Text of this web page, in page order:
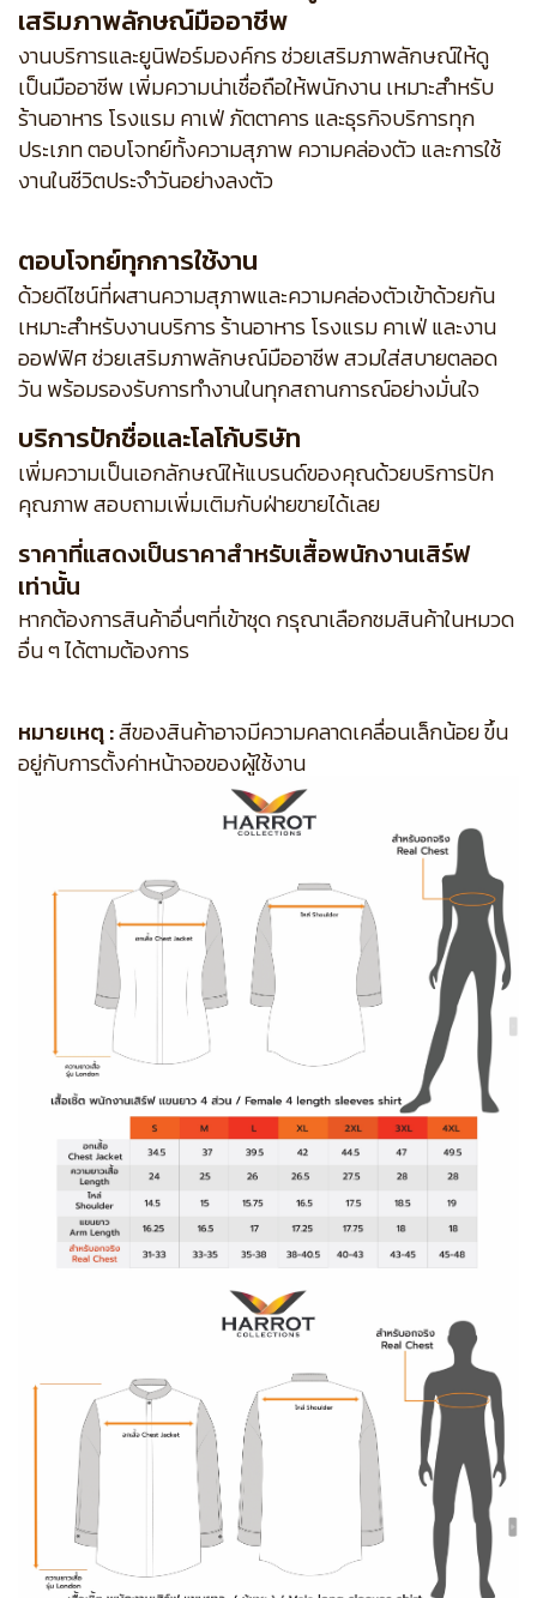
เสริมภาพลักษณ์มืออาชีพ
งานบริการและยูนิฟอร์มองค์กร ช่วยเสริมภาพลักษณ์ให้ดู
เป็นมืออาชีพ เพิ่มความน่าเชื่อถือให้พนักงาน เหมาะสำหรับ
ร้านอาหาร โรงแรม คาเฟ่ ภัตตาคาร และธุรกิจบริการทุก
ประเภท ตอบโจทย์ทั้งความสุภาพ ความคล่องตัว และการใช้
งานในชีวิตประจำวันอย่างลงตัว
ตอบโจทย์ทุกการใช้งาน
ด้วยดีไซน์ที่ผสานความสุภาพและความคล่องตัวเข้าด้วยกัน
เหมาะสำหรับงานบริการ ร้านอาหาร โรงแรม คาเฟ่ และงาน
ออฟฟิศ ช่วยเสริมภาพลักษณ์มืออาชีพ สวมใส่สบายตลอด
วัน พร้อมรองรับการทำงานในทุกสถานการณ์อย่างมั่นใจ
บริการปักชื่อและโลโก้บริษัท
เพิ่มความเป็นเอกลักษณ์ให้แบรนด์ของคุณด้วยบริการปัก
คุณภาพ สอบถามเพิ่มเติมกับฝ่ายขายได้เลย
ราคาที่แสดงเป็นราคาสำหรับเสื้อพนักงานเสิร์ฟ
เท่านั้น
หากต้องการสินค้าอื่นๆที่เข้าชุด กรุณาเลือกชมสินค้าในหมวด
อื่น ๆ ได้ตามต้องการ
หมายเหตุ :สีของสินค้าอาจมีความคลาดเคลื่อนเล็กน้อย ขึ้น
อยู่กับการตั้งค่าหน้าจอของผู้ใช้งาน